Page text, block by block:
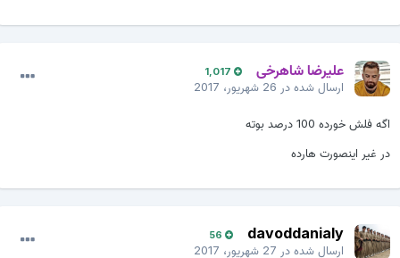
علیرضا شاهرخی
ارسال شده در26 شهریور، 2017
فلش خورده 100 درصد بوته
غیر اینصورت هارده
davoddanialy
ارسال شده در27 شهریور، 2017